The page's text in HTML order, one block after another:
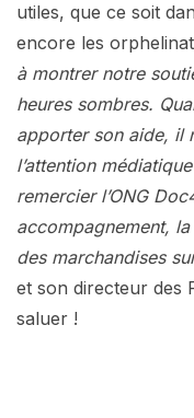
utiles, que ce soit
encore les
à montrer notre
heures sombres.
apporter son aide, il
l’attention
remercier l’ONG
accompagnement,
des marchandises
et son directeur des
saluer !